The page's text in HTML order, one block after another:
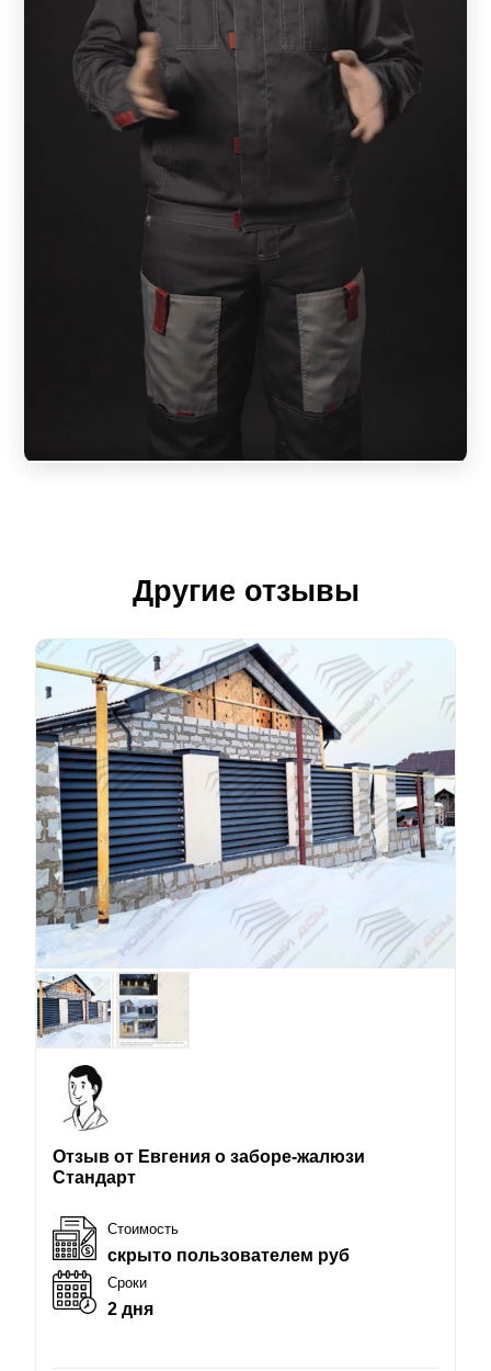
Другие отзывы
Отзыв от Евгения о заборе-жалюзи
Стандарт
Стоимость
скрыто пользователем руб
Сроки
2 дня